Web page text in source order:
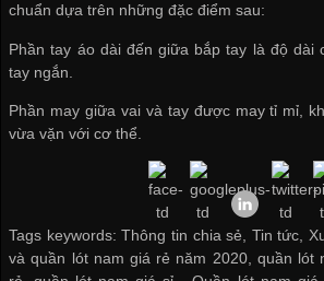
chuẩn dựa trên những đặc điểm sau:
Phần tay áo dài đến giữa bắp tay là độ dài
tay ngắn.
Phần may giữa vai và tay được may tỉ mỉ,
vừa vặn với cơ thể.
Tags keywords: Thông tin chia sẻ, Tin tức,
và quần lót nam giá rẻ năm 2020, quần lót